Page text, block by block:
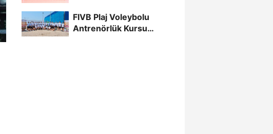
Şampiyonası...
FIVB Plaj Voleybolu
Antrenörlük Kursu